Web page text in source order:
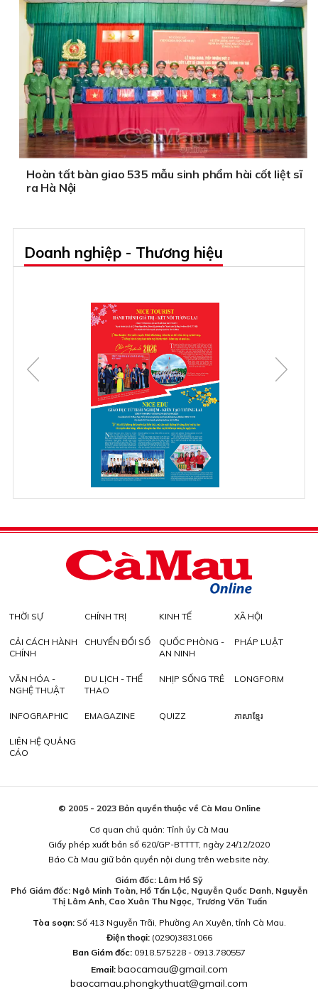
Hoàn tất bàn giao 535 mẫu sinh phẩm hài cốt liệt sĩ
ra Hà Nội
Doanh nghiệp - Thương hiệu
THỜI SỰ CHÍNH TRỊ KINH TẾ XÃ HỘI
CẢI CÁCH HÀNH
CHÍNH
CHUYỂN ĐỔI SỐ
QUỐC PHÒNG -
AN NINH
PHÁP LUẬT
VĂN HÓA -
NGHỆ THUẬT
DU LỊCH - THỂ
THAO
NHỊP SỐNG TRẺ LONGFORM
INFOGRAPHIC EMAGAZINE QUIZZ ភាសាខ្មែរ
LIÊN HỆ QUẢNG
CÁO
© 2005 - 2023 Bản quyền thuộc về Cà Mau Online
Cơ quan chủ quản: Tỉnh ủy Cà Mau
Giấy phép xuất bản số 620/GP-BTTTT, ngày 24/12/2020
Báo Cà Mau giữ bản quyền nội dung trên website này.
Giám đốc: Lâm Hồ Sỹ
Phó Giám đốc: Ngô Minh Toàn, Hồ Tấn Lộc, Nguyễn Quốc Danh, Nguyễn
Thị Lâm Anh, Cao Xuân Thu Ngọc, Trương Văn Tuấn
Tòa soạn:Số 413 Nguyễn Trãi, Phường An Xuyên, tỉnh Cà Mau.
Điện thoại: (0290)3831066
Ban Giám đốc: 0918.575228 - 0913.780557
Email: baocamau@gmail.com
baocamau.phongkythuat@gmail.com